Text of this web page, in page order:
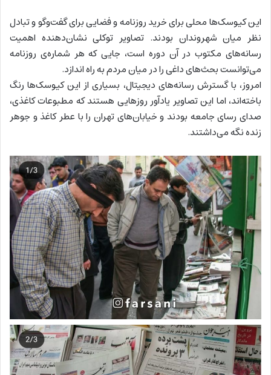
این کیوسک‌ها محلی برای خرید روزنامه و فضایی برای گفت‌وگو و تبادل
نظر میان شهروندان بودند. تصاویر توکلی نشان‌دهنده‌ اهمیت
رسانه‌های مکتوب در آن دوره است، جایی که هر شماره‌ی روزنامه
می‌توانست بحث‌های داغی را در میان مردم به راه اندازد.
امروز، با گسترش رسانه‌های دیجیتال، بسیاری از این کیوسک‌ها رنگ
باخته‌اند، اما این تصاویر یادآور روزهایی هستند که مطبوعات کاغذی،
صدای رسای جامعه بودند و خیابان‌های تهران را با عطر کاغذ و جوهر
زنده نگه می‌داشتند.